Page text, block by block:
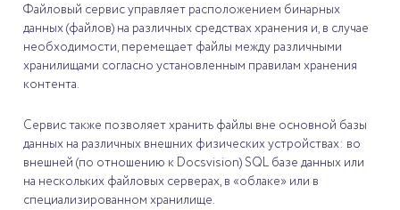
Файловый сервис управляет расположением бинарных
данных (файлов) на различных средствах хранения и, в случае
необходимости, перемещает файлы между различными
хранилищами согласно установленным правилам хранения
контента.
Сервис также позволяет хранить файлы вне основной базы
данных на различных внешних физических устройствах: во
внешней (по отношению к Docsvision) SQL базе данных или
на нескольких файловых серверах, в «облаке» или в
специализированном хранилище.